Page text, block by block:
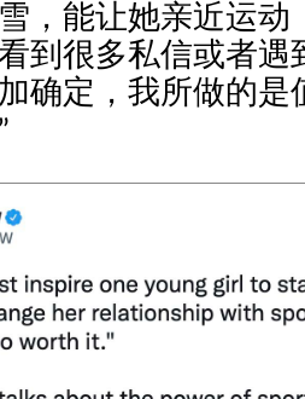
，能让她亲近运动
到很多私信或者遇
确定，我所做的是